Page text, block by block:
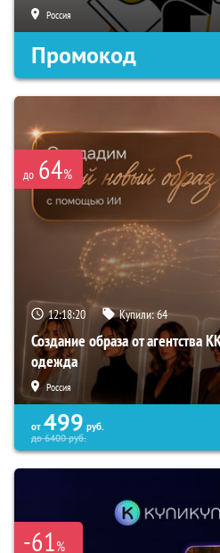
Россия
Промокод
до 64%
12:18:18 Купили:64
Создание образа от агентства
одежда
Россия
от 499 руб.
до6400руб.
-61%